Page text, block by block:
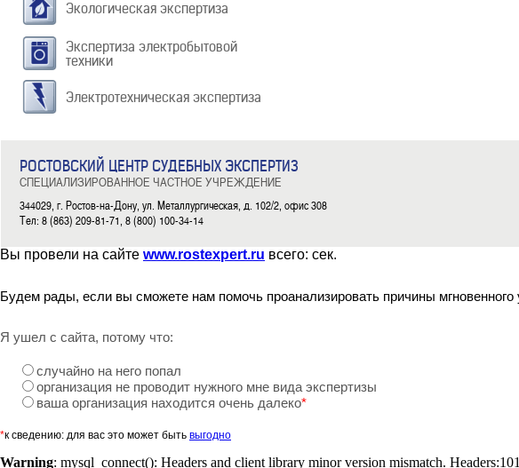
Экологическая экспертиза
Экспертиза электробытовой
техники
Электротехническая экспертиза
РОСТОВСКИЙ ЦЕНТР СУДЕБНЫХ ЭКСПЕРТИЗ
СПЕЦИАЛИЗИРОВАННОЕ ЧАСТНОЕ УЧРЕЖДЕНИЕ
344029, г. Ростов-на-Дону, ул. Металлургическая, д. 102/2, офис 308
Тел: 8 (863) 209-81-71, 8 (800) 100-34-14
Вы провели на сайте www.rostexpert.ru всего: сек.
Будем рады, если вы сможете нам помочь проанализировать причины
Я ушел с сайта, потому что:
случайно на него попал
организация не проводит нужного мне вида экспертизы
ваша организация находится очень далеко*
*к сведению: для вас это может быть выгодно
Warning: mysql_connect(): Headers and client library minor version mismatch.